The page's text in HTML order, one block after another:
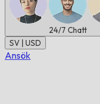
24/7 Chatt
SV | USD
Ansök